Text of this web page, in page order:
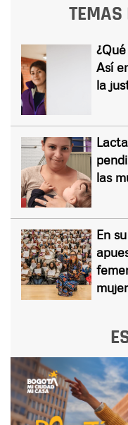
TEMAS
Así
la
las
En